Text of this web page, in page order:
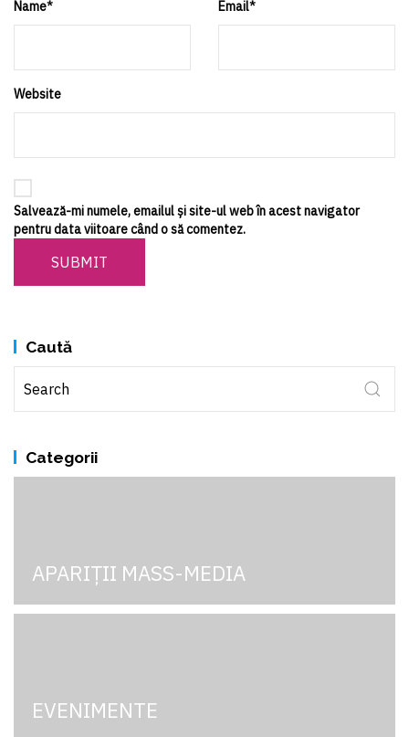
Name* Email*
Website
Salvează-mi numele, emailul și site-ul web în acest navigator
pentru data viitoare când o să comentez.
SUBMIT
Caută
Categorii
APARIȚII MASS-MEDIA
EVENIMENTE